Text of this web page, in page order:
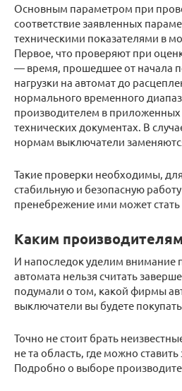
Основным параметром при
соответствие заявленных
техническими показателями в
Первое, что проверяют при
— время, прошедшее от начала
нагрузки на автомат до
нормального временного
производителем в приложенных
технических документах. В
нормам выключатели
Такие проверки необходимы,
стабильную и безопасную работу
пренебрежение ими может
Каким
И напоследок уделим внимание
автомата нельзя считать
подумали о том, какой фирмы
выключатели вы будете покупать
Точно не стоит брать
не та область, где можно
Подробно о выборе